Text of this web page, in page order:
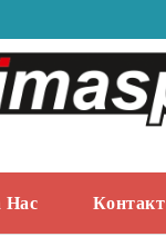
Нас Контакт